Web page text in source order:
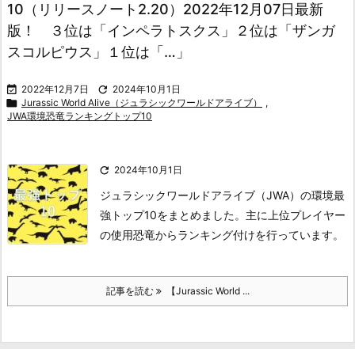
10（リリースノート2.20）2022年12月07日最新
版！ ３位は「インペラトスクス」２位は「ザンガ
スコルピウス」１位は「…」
 2022年12月7日  2024年10月1日
 Jurassic World Alive（ジュラシックワールドアライブ）
,
JWA環境恐竜ランキングトップ10
 2024年10月1日
ジュラシックワールドアライブ（JWA）の環境最
強トップ10をまとめました。主に上位プレイヤー
の使用恐竜からランキング付けを行っています。
記事を読む 【Jurassic World ...